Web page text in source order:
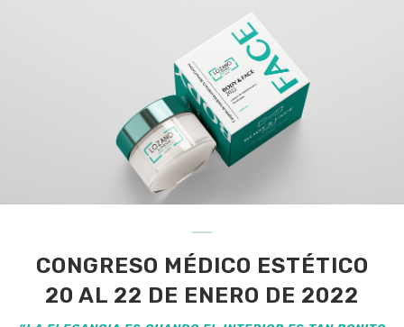
CONGRESO MÉDICO ESTÉTICO
20 AL 22 DE ENERO DE 2022